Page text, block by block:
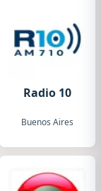
Radio 10
Buenos Aires